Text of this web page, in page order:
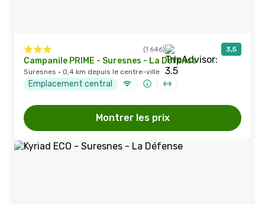
(1 646) 3,5
Campanile PRIME - Suresnes - La Défense
Suresnes · 0,4 km depuis le centre-ville
Emplacement central
Montrer les prix